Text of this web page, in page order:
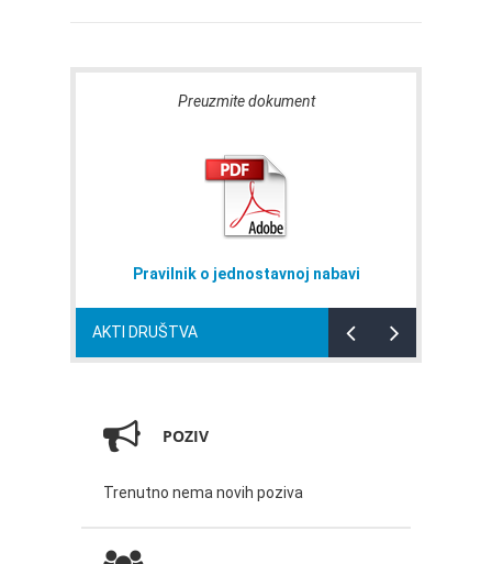
AKTI DRUŠTVA
Preuzmite dokument
Pravilnik o jednostavnoj nabavi
POZIV
Trenutno nema novih poziva